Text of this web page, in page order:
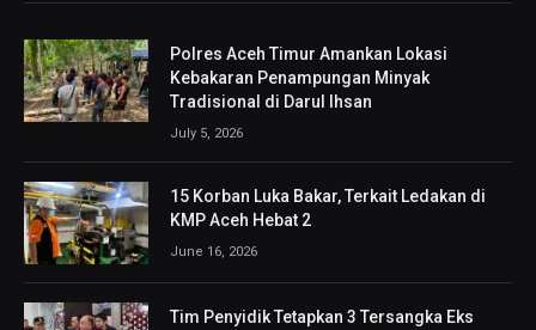
Polres Aceh Timur Amankan Lokasi
Kebakaran Penampungan Minyak
Tradisional di Darul Ihsan
July 5, 2026
15 Korban Luka Bakar, Terkait Ledakan di
KMP Aceh Hebat 2
June 16, 2026
Tim Penyidik Tetapkan 3 Tersangka Eks